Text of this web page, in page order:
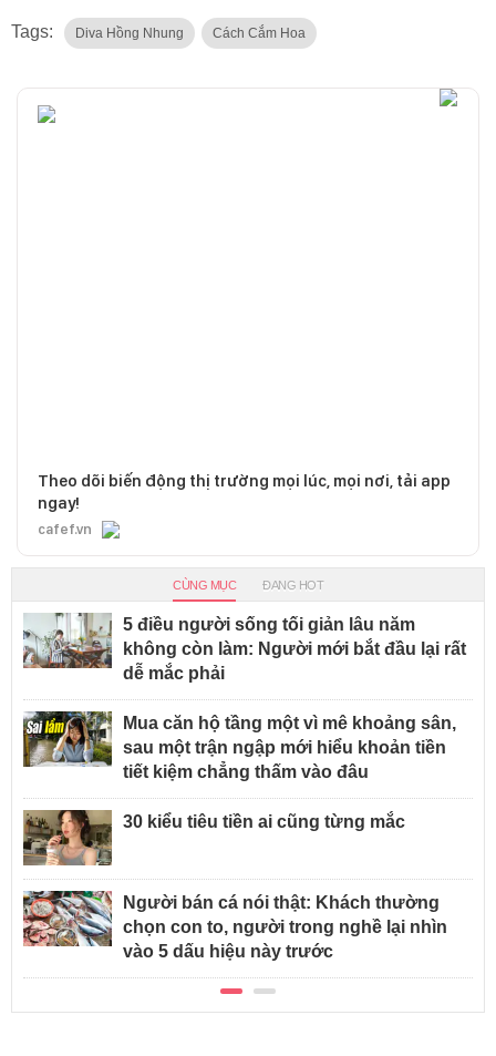
Tags: Diva Hồng Nhung Cách Cắm Hoa
Theo dõi biến động thị trường mọi lúc, mọi nơi, tải app
ngay!
cafef.vn
CÙNG MỤC ĐANG HOT
5 điều người sống tối giản lâu năm
không còn làm: Người mới bắt đầu lại rất
dễ mắc phải
Mua căn hộ tầng một vì mê khoảng sân,
sau một trận ngập mới hiểu khoản tiền
tiết kiệm chẳng thấm vào đâu
30 kiểu tiêu tiền ai cũng từng mắc
Người bán cá nói thật: Khách thường
chọn con to, người trong nghề lại nhìn
vào 5 dấu hiệu này trước